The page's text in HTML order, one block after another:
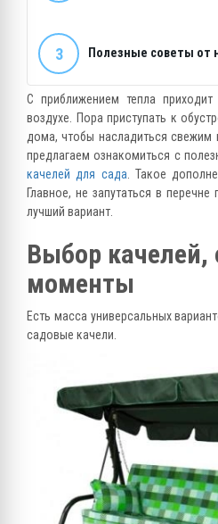
3 Полезные советы от
С приближением тепла
воздухе. Пора приступать к
дома, чтобы насладиться свежим
предлагаем ознакомиться с
качелей для сада . Такое
Главное, не запутаться в
лучший вариант.
Выбор качелей,
моменты
Есть масса универсальных
садовые качели.